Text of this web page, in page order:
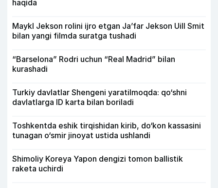
haqida
Maykl Jekson rolini ijro etgan Ja’far Jekson Uill Smit
bilan yangi filmda suratga tushadi
“Barselona” Rodri uchun “Real Madrid” bilan
kurashadi
Turkiy davlatlar Shengeni yaratilmoqda: qo‘shni
davlatlarga ID karta bilan boriladi
Toshkentda eshik tirqishidan kirib, do‘kon kassasini
tunagan o‘smir jinoyat ustida ushlandi
Shimoliy Koreya Yapon dengizi tomon ballistik
raketa uchirdi